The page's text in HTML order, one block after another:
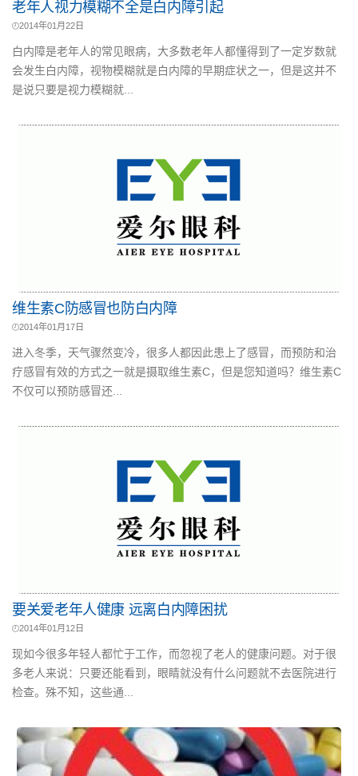
老年人视力模糊不全是白内障引起
2014年01月22日
白内障是老年人的常见眼病，大多数老年人都懂得到了一定岁数就
会发生白内障，视物模糊就是白内障的早期症状之一，但是这并不
是说只要是视力模糊就...
维生素C防感冒也防白内障
2014年01月17日
进入冬季，天气骤然变冷，很多人都因此患上了感冒，而预防和治
疗感冒有效的方式之一就是摄取维生素C，但是您知道吗？维生素C
不仅可以预防感冒还...
要关爱老年人健康 远离白内障困扰
2014年01月12日
现如今很多年轻人都忙于工作，而忽视了老人的健康问题。对于很
多老人来说：只要还能看到，眼睛就没有什么问题就不去医院进行
检查。殊不知，这些通...